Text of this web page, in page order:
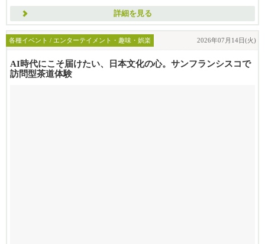
詳細を見る
各種イベント / エンターテイメント・趣味・娯楽 2026年07月14日(火)
AI時代にこそ届けたい、日本文化の心。サンフランシスコで
訪問型茶道体験